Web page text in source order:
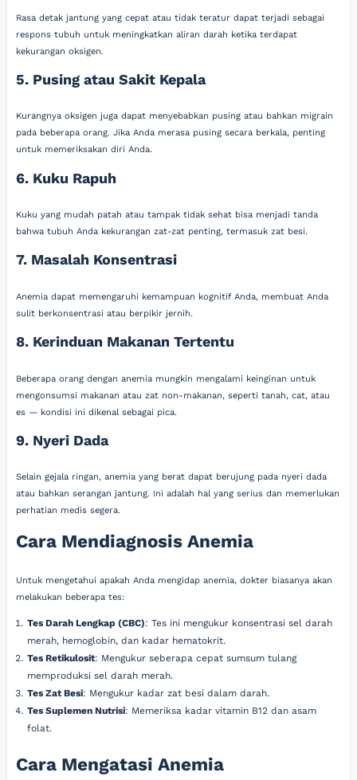
Rasa detak jantung yang cepat atau tidak teratur dapat terjadi sebagai
respons tubuh untuk meningkatkan aliran darah ketika terdapat
kekurangan oksigen.
5. Pusing atau Sakit Kepala
Kurangnya oksigen juga dapat menyebabkan pusing atau bahkan migrain
pada beberapa orang. Jika Anda merasa pusing secara berkala, penting
untuk memeriksakan diri Anda.
6. Kuku Rapuh
Kuku yang mudah patah atau tampak tidak sehat bisa menjadi tanda
bahwa tubuh Anda kekurangan zat-zat penting, termasuk zat besi.
7. Masalah Konsentrasi
Anemia dapat memengaruhi kemampuan kognitif Anda, membuat Anda
sulit berkonsentrasi atau berpikir jernih.
8. Kerinduan Makanan Tertentu
Beberapa orang dengan anemia mungkin mengalami keinginan untuk
mengonsumsi makanan atau zat non-makanan, seperti tanah, cat, atau
es — kondisi ini dikenal sebagai pica.
9. Nyeri Dada
Selain gejala ringan, anemia yang berat dapat berujung pada nyeri dada
atau bahkan serangan jantung. Ini adalah hal yang serius dan memerlukan
perhatian medis segera.
Cara Mendiagnosis Anemia
Untuk mengetahui apakah Anda mengidap anemia, dokter biasanya akan
melakukan beberapa tes:
Tes Darah Lengkap (CBC): Tes ini mengukur konsentrasi sel darah
merah, hemoglobin, dan kadar hematokrit.
Tes Retikulosit: Mengukur seberapa cepat sumsum tulang
memproduksi sel darah merah.
Tes Zat Besi: Mengukur kadar zat besi dalam darah.
Tes Suplemen Nutrisi: Memeriksa kadar vitamin B12 dan asam
folat.
Cara Mengatasi Anemia